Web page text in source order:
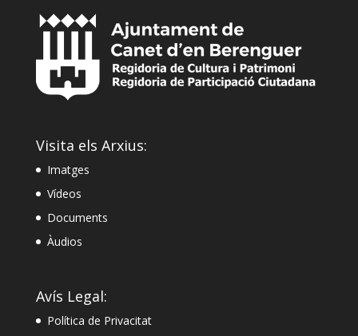
Visita els Arxius:
Imatges
Vídeos
Documents
Àudios
Avís Legal:
Política de Privacitat